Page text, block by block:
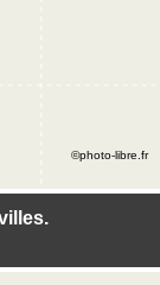
©photo-libre.fr